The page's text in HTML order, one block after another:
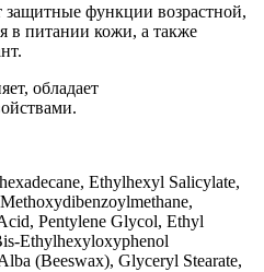
защитные функции возрастной,
в питании кожи, а также
обладает
Ethylhexyl Salicylate,
Pentylene Glycol, Ethyl
Ethylhexyloxyphenol
(Beeswax), Glyceryl Stearate,